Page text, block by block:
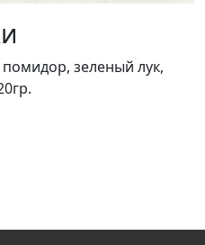
зеленый лук,